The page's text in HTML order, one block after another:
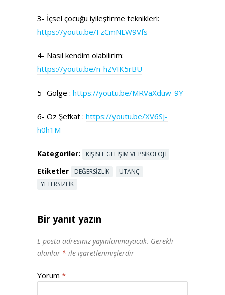
3- İçsel çocuğu iyileştirme teknikleri:
https://youtu.be/FzCmNLW9Vfs
4- Nasıl kendim olabilirim:
https://youtu.be/n-hZVIK5rBU
5- Gölge : https://youtu.be/MRVaXduw-9Y
6- Öz Şefkat : https://youtu.be/XV6Sj-
h0h1M
Kategoriler: KIŞISEL GELIŞIM VE PSIKOLOJI
Etiketler DEĞERSIZLIK
UTANÇ
YETERSIZLIK
Bir yanıt yazın
E-posta adresiniz yayınlanmayacak. Gerekli
alanlar * ile işaretlenmişlerdir
Yorum *